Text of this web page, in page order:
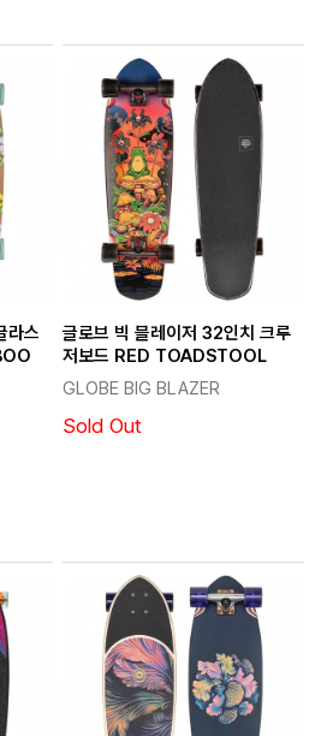
라스
글로브 빅 블레이저 32인치 크루
저보드 RED TOADSTOOL
GLOBE BIG BLAZER
Sold Out